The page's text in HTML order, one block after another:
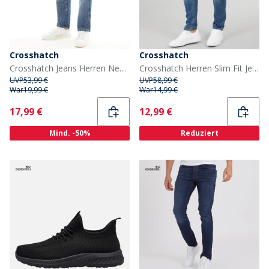
Crosshatch
Crosshatch Jeans Herren Neu Geprägt Techno Gerade Passform Stone Wash
UVP53,99 €
War19,99 €
Current
17,99 €
Mind. -50%
Crosshatch
Crosshatch Herren Slim Fit Jeans Stonewash
UVP58,99 €
War14,99 €
Current
12,99 €
Reduziert